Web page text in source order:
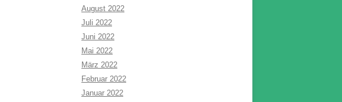
August 2022
Juli 2022
Juni 2022
Mai 2022
März 2022
Februar 2022
Januar 2022